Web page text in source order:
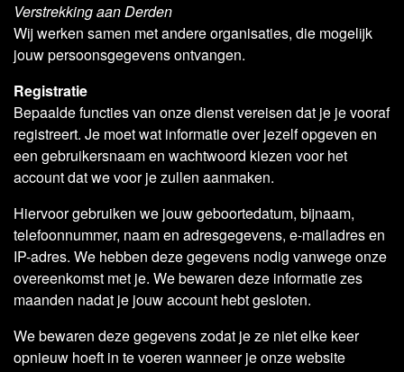
Verstrekking aan Derden
Wij werken samen met andere organisaties, die mogelijk
jouw persoonsgegevens ontvangen.
Registratie
Bepaalde functies van onze dienst vereisen dat je je vooraf
registreert. Je moet wat informatie over jezelf opgeven en
een gebruikersnaam en wachtwoord kiezen voor het
account dat we voor je zullen aanmaken.
Hiervoor gebruiken we jouw geboortedatum, bijnaam,
telefoonnummer, naam en adresgegevens, e-mailadres en
IP-adres. We hebben deze gegevens nodig vanwege onze
overeenkomst met je. We bewaren deze informatie zes
maanden nadat je jouw account hebt gesloten.
We bewaren deze gegevens zodat je ze niet elke keer
opnieuw hoeft in te voeren wanneer je onze website